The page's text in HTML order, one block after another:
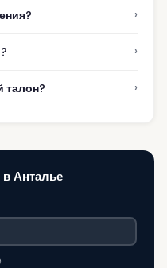
›
›
талон? ›
Анталье